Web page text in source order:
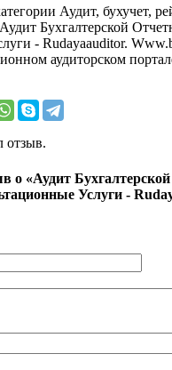
Аудит, бухучет,
Бухгалтерской
- Rudayaauditor.
аудиторском
отзыв.
о «Аудит Бухгалтерской
Услуги -